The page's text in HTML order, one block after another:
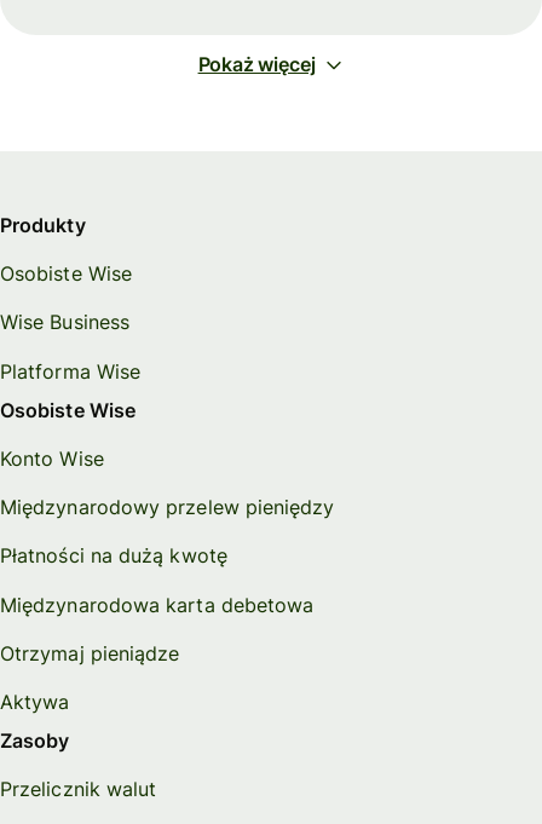
Pokaż więcej
Produkty
Osobiste Wise
Wise Business
Platforma Wise
Osobiste Wise
Konto Wise
Międzynarodowy przelew pieniędzy
Płatności na dużą kwotę
Międzynarodowa karta debetowa
Otrzymaj pieniądze
Aktywa
Zasoby
Przelicznik walut